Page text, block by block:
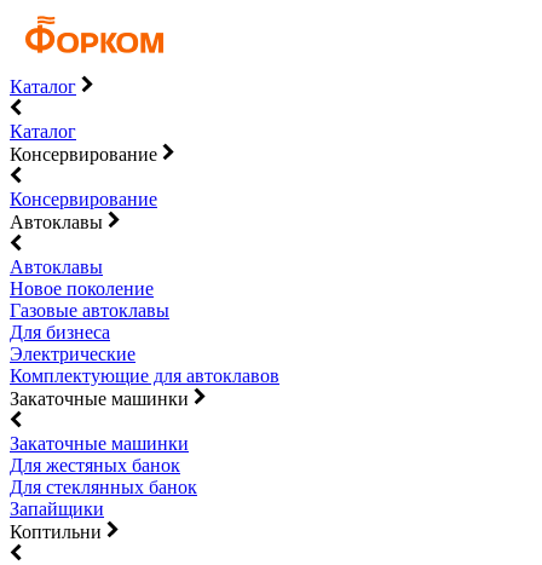
Каталог
Каталог
Консервирование
Консервирование
Автоклавы
Автоклавы
Новое поколение
Газовые автоклавы
Для бизнеса
Электрические
Комплектующие для автоклавов
Закаточные машинки
Закаточные машинки
Для жестяных банок
Для стеклянных банок
Запайщики
Коптильни